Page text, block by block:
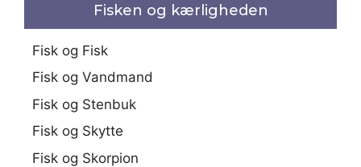
Fisken og kærligheden
Fisk og Fisk
Fisk og Vandmand
Fisk og Stenbuk
Fisk og Skytte
Fisk og Skorpion